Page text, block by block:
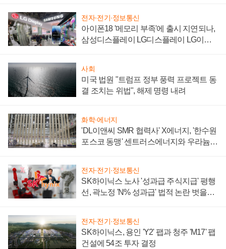
전자·전기·정보통신
아이폰18 '메모리 부족'에 출시 지연되나,
삼성디스플레이 LG디스플레이 LG이노
사회
미국 법원 "트럼프 정부 풍력 프로젝트 동
결 조치는 위법", 해제 명령 내려
화학·에너지
'DL이앤씨 SMR 협력사' X에너지, '한수원
포스코 동맹' 센트러스에너지와 우라늄
전자·전기·정보통신
SK하이닉스 노사 '성과급 주식지급' 평행
선, 곽노정 'N% 성과급' 법적 논란 벗을지
전자·전기·정보통신
SK하이닉스, 용인 'Y2' 팹과 청주 'M17' 팹
건설에 54조 투자 결정